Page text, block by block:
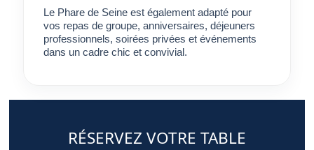
qui répond pleinement aux attentes.
Le Phare de Seine est également adapté pour
vos repas de groupe, anniversaires, déjeuners
professionnels, soirées privées et événements
dans un cadre chic et convivial.
RÉSERVEZ VOTRE TABLE